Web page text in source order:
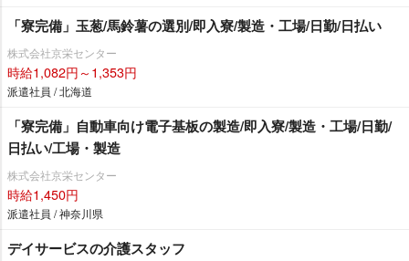
「寮完備」玉葱/馬鈴薯の選別/即入寮/製造・工場/日勤/日払い
株式会社京栄センター
時給1,082円～1,353円
派遣社員 / 北海道
「寮完備」自動車向け電子基板の製造/即入寮/製造・工場/日勤/
日払い/工場・製造
株式会社京栄センター
時給1,450円
派遣社員 / 神奈川県
デイサービスの介護スタッフ